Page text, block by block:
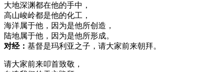
大地深渊都在他的手中，
高山峻岭都是他的化工，
海洋属于他，因为是他所创造，
陆地属于他，因为是他所形成。
对经： 基督是玛利亚之子，请大家前来朝拜。
请大家前来叩首致敬，